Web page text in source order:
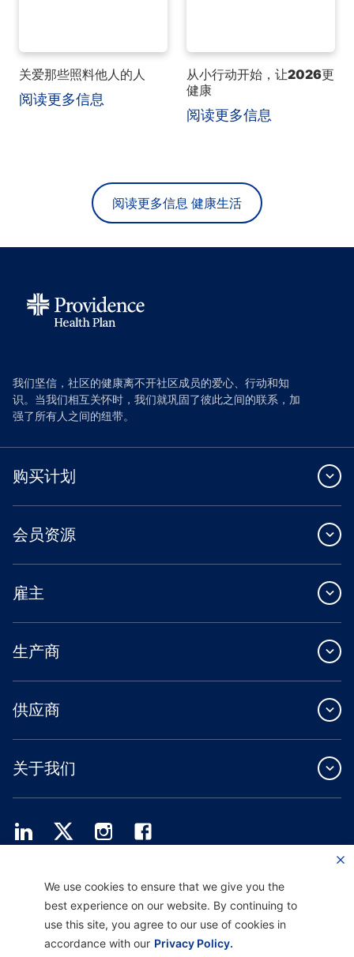
关爱那些照料他人的人
阅读更多信息
从小行动开始，让2026更
健康
阅读更多信息
阅读更多信息 健康生活
我们坚信，社区的健康离不开社区成员的爱心、行动和知
识。当我们相互关怀时，我们就巩固了彼此之间的联系，加
强了所有人之间的纽带。
购买计划
会员资源
雇主
生产商
供应商
关于我们
Providence Health Plan 提供商业团体、个人健康保障和 ASO 服务。
Providence Health Assurance 是一家 HMO、HMO-POS 和 HMO SNP，与
Medicare 和俄勒冈州健康计划签有合同。Providence Health Assurance 的注册取决
于合同续约。
We use cookies to ensure that we give you the
best experience on our website. By continuing to
use this site, you agree to our use of cookies in
accordance with our Privacy Policy.